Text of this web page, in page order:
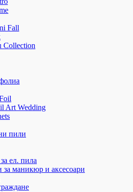
Fall
Collection
Art Wedding
пили
ел. пила
за маникюр и аксесоари